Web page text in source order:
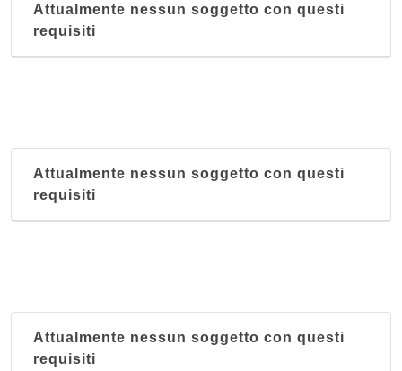
Attualmente nessun soggetto con questi
requisiti
Attualmente nessun soggetto con questi
requisiti
Attualmente nessun soggetto con questi
requisiti